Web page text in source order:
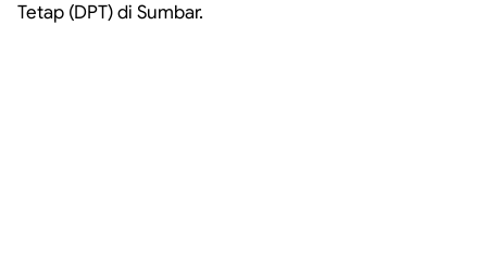
Tetap (DPT) di Sumbar.